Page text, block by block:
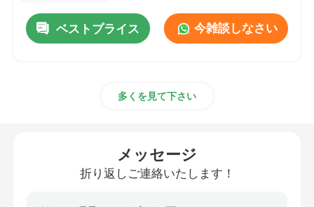
ベストプライス 今雑談しなさい
多くを見て下さい
メッセージ
折り返しご連絡いたします！